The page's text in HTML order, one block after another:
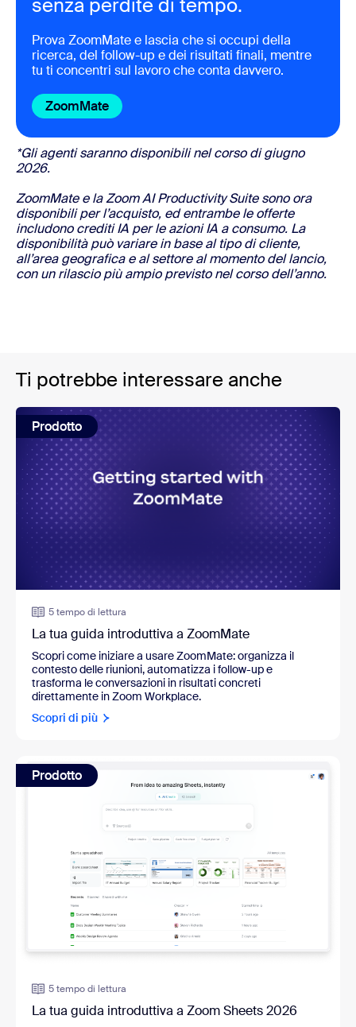
senza perdite di tempo.
Prova ZoomMate e lascia che si occupi della
ricerca, del follow-up e dei risultati finali, mentre
tu ti concentri sul lavoro che conta davvero.
ZoomMate
*Gli agenti saranno disponibili nel corso di giugno
2026.
ZoomMate e la Zoom AI Productivity Suite sono ora
disponibili per l’acquisto, ed entrambe le offerte
includono crediti IA per le azioni IA a consumo. La
disponibilità può variare in base al tipo di cliente,
all’area geografica e al settore al momento del lancio,
con un rilascio più ampio previsto nel corso dell’anno.
Ti potrebbe interessare anche
Prodotto
5 tempo di lettura
La tua guida introduttiva a ZoomMate
Scopri come iniziare a usare ZoomMate: organizza il
contesto delle riunioni, automatizza i follow-up e
trasforma le conversazioni in risultati concreti
direttamente in Zoom Workplace.
Scopri di più
Prodotto
5 tempo di lettura
La tua guida introduttiva a Zoom Sheets 2026